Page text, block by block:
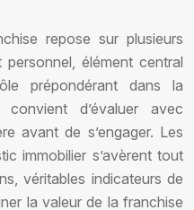
repose sur plusieurs
personnel, élément central
prépondérant dans la
d’évaluer avec
avant de s’engager. Les
immobilier s’avèrent tout
véritables indicateurs de
la valeur de la franchise